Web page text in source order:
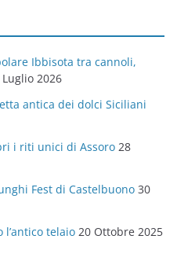
Ibbisota tra cannoli,
Luglio 2026
antica dei dolci Siciliani
i riti unici di Assoro 28
Fest di Castelbuono 30
telaio 20 Ottobre 2025